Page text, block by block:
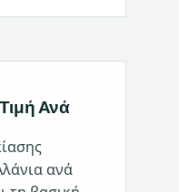
Ανά
ανά